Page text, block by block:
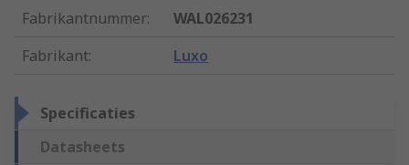
Fabrikantnummer:
WAL026231
Fabrikant: Luxo
Specificaties
Datasheets